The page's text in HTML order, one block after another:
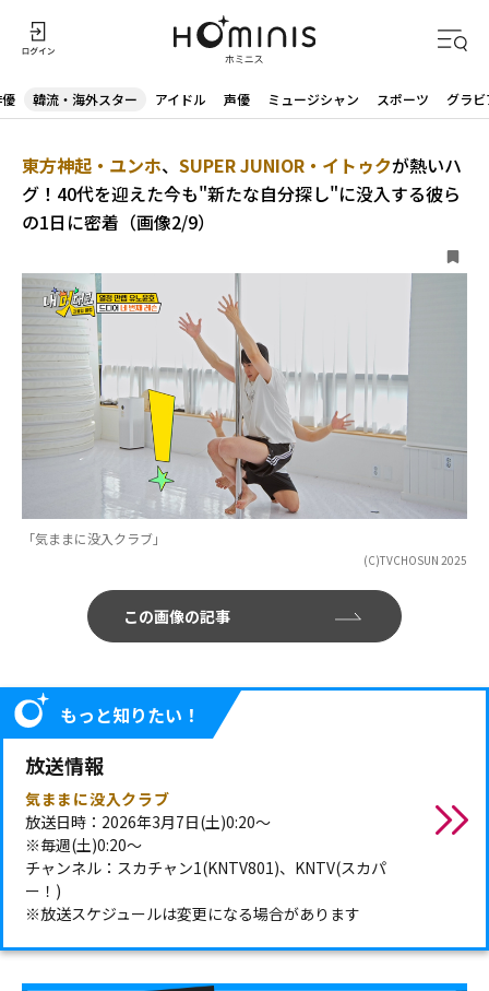
韓流・海外スター アイドル 声優 ミュージシャン スポーツ グラビ
東方神起・ユンホ、 SUPER JUNIOR・イトゥクが熱いハ
グ！40代を迎えた今も"新たな自分探し"に没入する彼ら
の1日に密着（画像2/9）
「気ままに没入クラブ」
(C)TVCHOSUN 2025
この画像の記事
もっと知りたい！
放送情報
気ままに没入クラブ
放送日時：2026年3月7日(土)0:20～
※毎週(土)0:20～
チャンネル：スカチャン1(KNTV801)、KNTV(スカパ
ー！)
※放送スケジュールは変更になる場合があります